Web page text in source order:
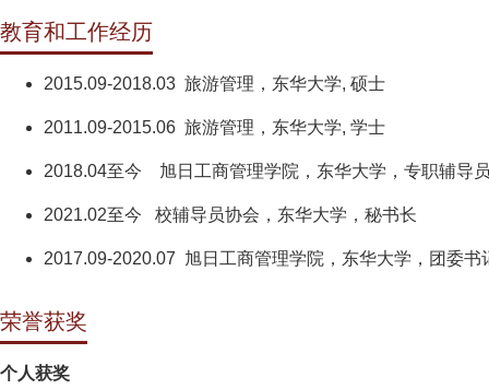
教育和工作经历
2015.09-2018.03 旅游管理，东华大学, 硕士
2011.09-2015.06 旅游管理，东华大学, 学士
2018.04至今 旭日工商管理学院，东华大学，专职辅导
2021.02至今 校辅导员协会，东华大学，秘书长
2017.09-2020.07 旭日工商管理学院，东华大学，团委书
荣誉获奖
个人获奖